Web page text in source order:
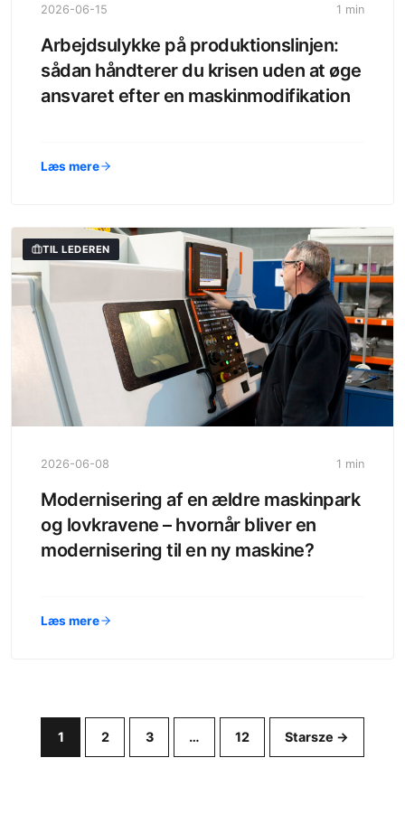
2026-06-15 1 min
Arbejdsulykke på produktionslinjen:
sådan håndterer du krisen uden at øge
ansvaret efter en maskinmodifikation
Læs mere
TIL LEDEREN
2026-06-08 1 min
Modernisering af en ældre maskinpark
og lovkravene – hvornår bliver en
modernisering til en ny maskine?
Læs mere
1 2 3 … 12 Starsze →